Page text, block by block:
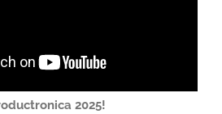
2025!